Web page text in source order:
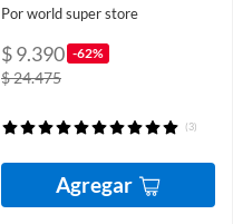
Por world super store
$ 9.390 -62%
$ 24.475
(3)
Agregar